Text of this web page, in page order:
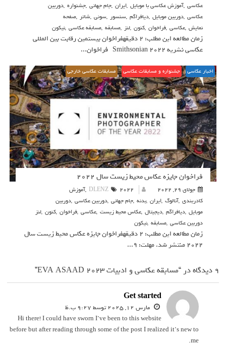
عکاسی ,آموزش عکاسی با موبایل ,ایران ,جام جهانی ,جشنواره ,دوربین
عکاسی ,دوربین موبایل ,دیافراگم ,سنسور ,سونی ,شاتر ,صفحه
نمایش ,عکاسی ,فراخوان ,کنون ,لنز ,مسابقه ,مسابقه عکاسی ,نیکون
زمان مطالعه این مطلب: 2 دقیقهفراخوان بیستمین رقابت بین المللی
عکاسی نشریه Smithsonian 2022 فراخوان...
اخبار عکاسی جشنواره و مسابقات عکاسی مسابقات عکاسی خارجی
فراخوان جایزه عکاس محیط زیست سال ۲۰۲۲
جولای 29, 2022 DLENZ 2022
,آموزش
کادربندی ,آنالوگ ,ایران ,بدنه ,جام جهانی ,دوربین عکاسی ,دوربین
موبایل ,دیافراگم ,دیجیتال ,عکاس محیط زیست ,عکاسی ,فراخوان ,کنون ,لنز
دوربین عکاسی ,مسابقه ,نیکون
زمان مطالعه این مطلب: 2 دقیقهفراخوان جایزه عکاس محیط زیست سال
۲۰۲۲ منتشر شد. مهلت: ۹...
9 دیدگاه در “مسابقه عکاسی و ادبیات EVA ASAAD ۲۰۲۳”
Get started
Hi there! I could have sworn I’ve been to this website
before but after reading through some of the post I realized it’s new to
me.